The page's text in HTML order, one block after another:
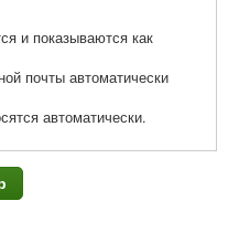
и показываются как
почты автоматически
автоматически.